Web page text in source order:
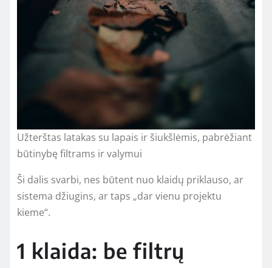
Užterštas latakas su lapais ir šiukšlėmis, pabrėžiant
būtinybę filtrams ir valymui
Ši dalis svarbi, nes būtent nuo klaidų priklauso, ar
sistema džiugins, ar taps „dar vienu projektu
kieme“.
1 klaida: be filtrų